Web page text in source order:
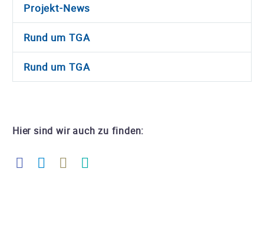
Projekt-News
Rund um TGA
Rund um TGA
Hier sind wir auch zu finden: